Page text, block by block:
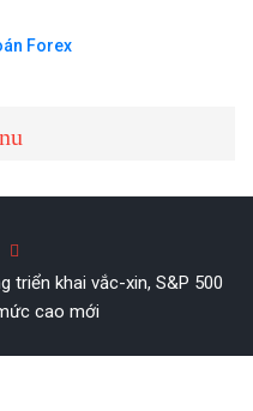
triển khai vắc-xin, S&P 500
cao mới